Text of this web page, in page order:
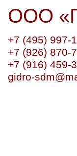
+7 (495) 997-
+7 (926) 870-
+7 (916) 459-
gidro-
ООО «